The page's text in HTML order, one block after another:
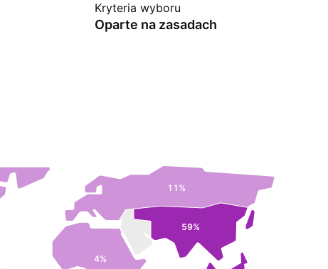
Kryteria wyboru
Oparte na zasadach
11%
4%
59%